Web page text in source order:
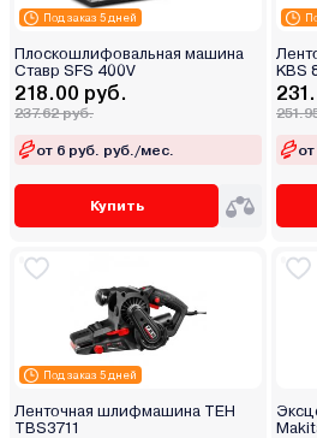
Под заказ 5 дней
Плоскошлифовальная машина
Ставр SFS 400V
218.00 руб.
237.62 руб.
от 6 руб. руб./мес.
Купить
KBS
Под заказ 5 дней
Ленточная шлифмашина TEH
TBS3711